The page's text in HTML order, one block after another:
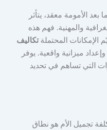
بعد الأمومة معقد، يتأثر
والمهنية. فهم هذه
المحتملةتكاليف
وإعداد ميزانية واقعية. يوفر
التي تساهم في تحديد
تجميل الأم هو نطاق